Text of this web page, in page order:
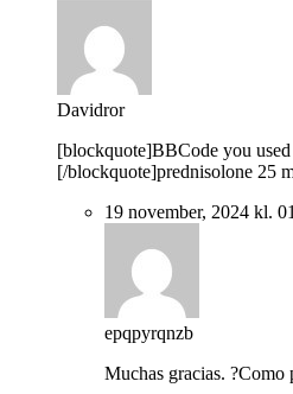
Davidror
[blockquote]BBCode you
[/blockquote]prednisolone 25
19 november, 2024 kl.
epqpyrqnzb
Muchas gracias. ?Como